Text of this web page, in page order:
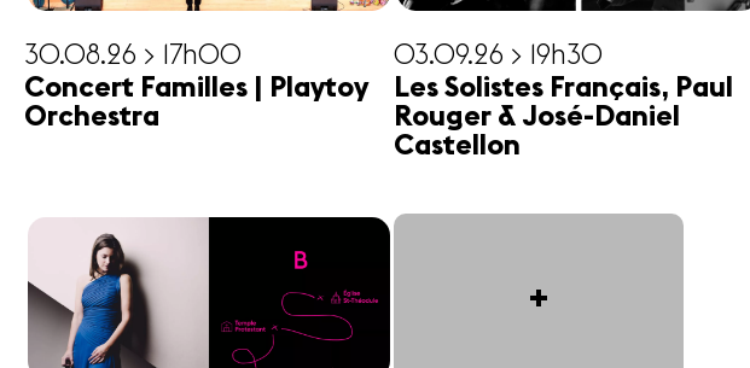
30.08.26 > 17h00
Concert Familles | Playtoy
Orchestra
03.09.26 > 19h30
Les Solistes Français, Paul
Rouger & José-Daniel
Castellon
+